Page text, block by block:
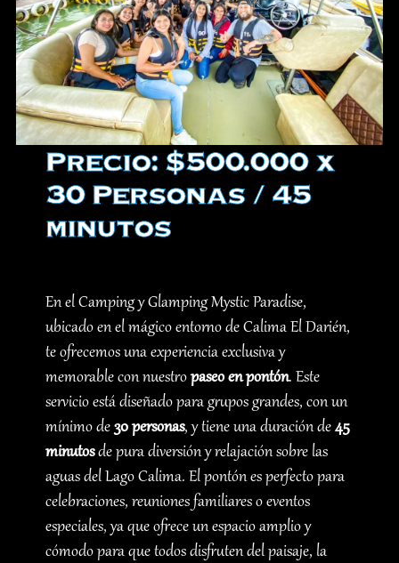
Precio: $500.000 x
30 Personas / 45
minutos
En el Camping y Glamping Mystic Paradise,
ubicado en el mágico entorno de Calima El Darién,
te ofrecemos una experiencia exclusiva y
memorable con nuestropaseo en pontón. Este
servicio está diseñado para grupos grandes, con un
mínimo de30 personas, y tiene una duración de45
minutosde pura diversión y relajación sobre las
aguas del Lago Calima. El pontón es perfecto para
celebraciones, reuniones familiares o eventos
especiales, ya que ofrece un espacio amplio y
cómodo para que todos disfruten del paisaje, la